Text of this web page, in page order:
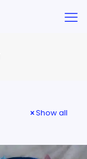
Show all